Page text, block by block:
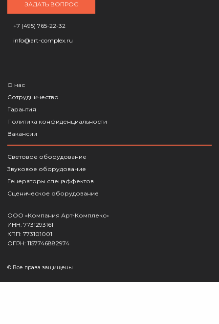
ЗАДАТЬ ВОПРОС
+7 (495) 765-22-32
info@art-complex.ru
О нас
Сотрудничество
Гарантия
Политика конфиденциальности
Вакансии
Световое оборудование
Звуковое оборудование
Генераторы спецэффектов
Сценическое оборудование
ООО «Компания Арт-Комплекс»
ИНН: 7731293161
КПП: 773101001
ОГРН: 1157746882974
© Все права защищены